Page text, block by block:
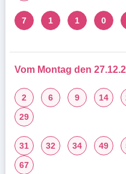
7 1 1 0
Vom Montag den
2 6 9 14
29
31 32 34 49
67